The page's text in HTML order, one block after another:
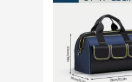
**Robust
Crafted from
protected,
The multiple